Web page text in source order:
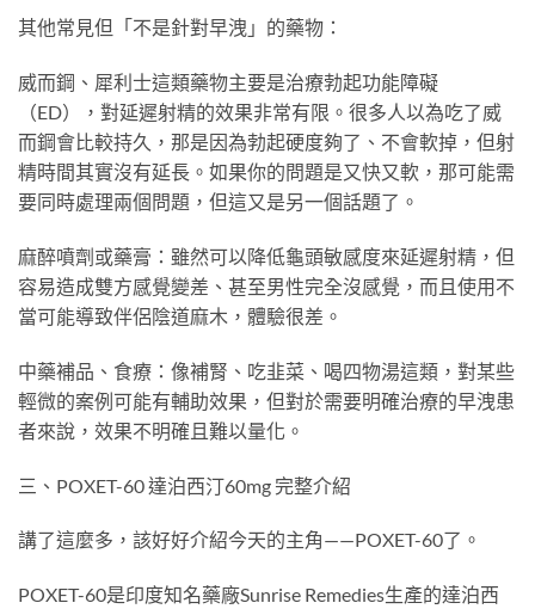
其他常見但「不是針對早洩」的藥物：
威而鋼、犀利士這類藥物主要是治療勃起功能障礙
（ED），對延遲射精的效果非常有限。很多人以為吃了威
而鋼會比較持久，那是因為勃起硬度夠了、不會軟掉，但射
精時間其實沒有延長。如果你的問題是又快又軟，那可能需
要同時處理兩個問題，但這又是另一個話題了。
麻醉噴劑或藥膏：雖然可以降低龜頭敏感度來延遲射精，但
容易造成雙方感覺變差、甚至男性完全沒感覺，而且使用不
當可能導致伴侶陰道麻木，體驗很差。
中藥補品、食療：像補腎、吃韭菜、喝四物湯這類，對某些
輕微的案例可能有輔助效果，但對於需要明確治療的早洩患
者來說，效果不明確且難以量化。
三、POXET-60 達泊西汀60mg 完整介紹
講了這麼多，該好好介紹今天的主角——POXET-60了。
POXET-60是印度知名藥廠Sunrise Remedies生產的達泊西